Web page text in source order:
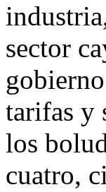
sector
tarifas y
los
cuatro,